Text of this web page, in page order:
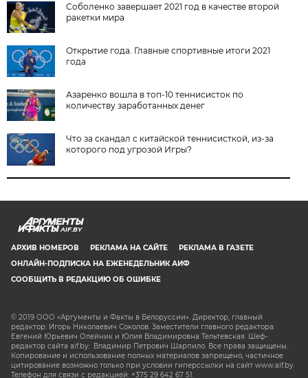
Соболенко завершает 2021 год в качестве второй
ракетки мира
Открытие года. Главные спортивные итоги 2021
года
Азаренко вошла в топ-10 теннисисток по
количеству заработанных денег
Что за скандал с китайской теннисисткой, из-за
которого под угрозой Игры?
AIF.BY
АРХИВ НОМЕРОВ РЕКЛАМА НА САЙТЕ
РЕКЛАМА В ГАЗЕТЕ
ОНЛАЙН-ПОДПИСКА НА ЕЖЕНЕДЕЛЬНИК АИФ
СООБЩИТЬ В РЕДАКЦИЮ ОБ ОШИБКЕ
© 2019 ООО «Аргументы и Факты в Белоруссии». Директор, главный
редактор: Игорь Николаевич Соколов. Заместители главного редактора:
Евгений Юрьевич Олейник и Юлия Владимировна Тельтевская. Шеф-
редактор сайта aif.by: Владимир Петрович Шарпило. Все права защищены.
Копирование и использование полных материалов запрещено, частичное
цитирование возможно только при условии гиперссылки на сайт www.aif.by.
Телефон для связи с редакцией: +375 29 642 67 51.